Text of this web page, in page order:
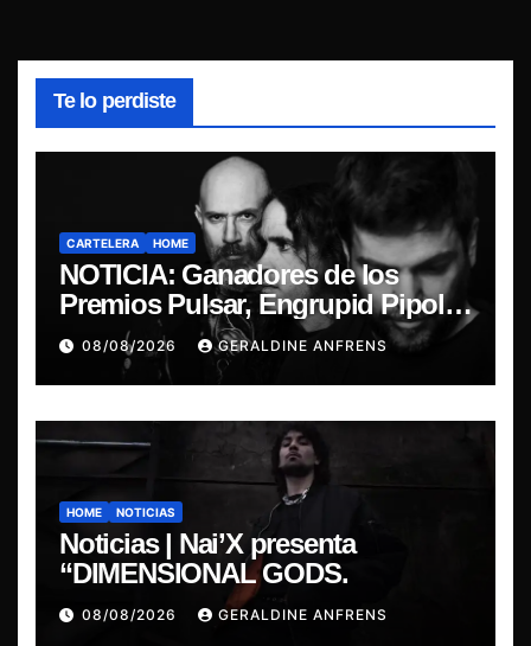
Te lo perdiste
CARTELERA HOME
NOTICIA: Ganadores de los
Premios Pulsar, Engrupid Pipol
presentan show exclusivo.
08/08/2026 GERALDINE ANFRENS
HOME NOTICIAS
Noticias | Nai’X presenta
“DIMENSIONAL GODS.
08/08/2026 GERALDINE ANFRENS